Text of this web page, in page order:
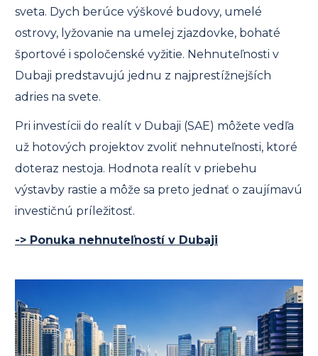
sveta. Dych berúce výškové budovy, umelé
ostrovy, lyžovanie na umelej zjazdovke, bohaté
športové i spoločenské vyžitie. Nehnuteľnosti v
Dubaji predstavujú jednu z najprestížnejších
adries na svete.
Pri investícii do realít v Dubaji (SAE) môžete vedľa
už hotových projektov zvoliť nehnuteľnosti, ktoré
doteraz nestoja. Hodnota realít v priebehu
výstavby rastie a môže sa preto jednať o zaujímavú
investičnú príležitosť.
-> Ponuka nehnuteľností v Dubaji